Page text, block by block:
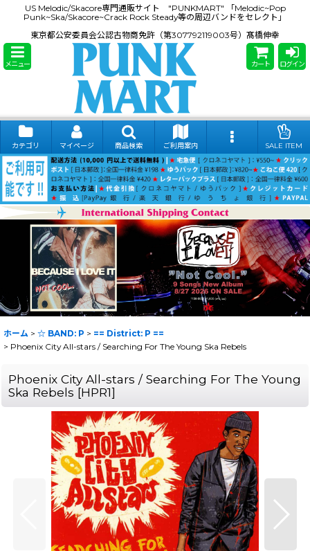
US Melodic/Skacore専門通販サイト "PUNKMART" 「Melodic~Pop
Punk~Ska/Skacore~Crack Rock Steady等の周辺バンドをセレクト」
東京都公安委員会公認古物商免許（第307792119003号）髙橋伸幸
メニュー カート ログイン
カテゴリ マイページ 商品検索 ご利用案内 SALE ITEM
ホーム > ☆ BAND: P > == District: P ==
> Phoenix City All-stars / Searching For The Young Ska Rebels
Phoenix City All-stars / Searching For The Young
Ska Rebels [HPR1]